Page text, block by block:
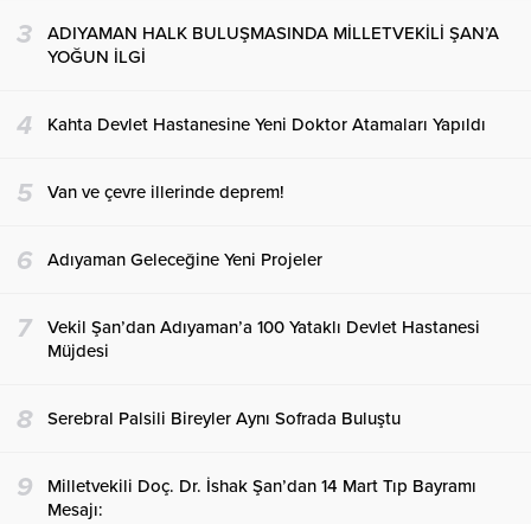
3
ADIYAMAN HALK BULUŞMASINDA MİLLETVEKİLİ ŞAN’A
YOĞUN İLGİ
4 Kahta Devlet Hastanesine Yeni Doktor Atamaları Yapıldı
5 Van ve çevre illerinde deprem!
6 Adıyaman Geleceğine Yeni Projeler
7
Vekil Şan’dan Adıyaman’a 100 Yataklı Devlet Hastanesi
Müjdesi
8 Serebral Palsili Bireyler Aynı Sofrada Buluştu
9
Milletvekili Doç. Dr. İshak Şan’dan 14 Mart Tıp Bayramı
Mesajı: